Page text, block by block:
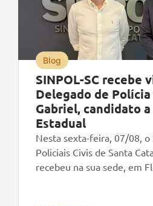
Blog
SINPOL-SC recebe
Delegado de
Gabriel, candidato
Estadual
Nesta sexta-feira, 07/08, o
Policiais Civis de Santa
recebeu na sua sede, em